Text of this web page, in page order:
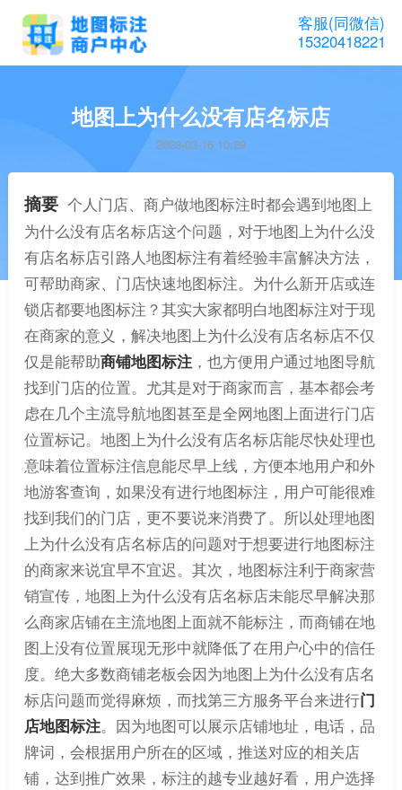
客服(同微信)
15320418221
地图上为什么没有店名标店
2023-03-16 10:29
摘要 个人门店、商户做地图标注时都会遇到地图上
为什么没有店名标店这个问题，对于地图上为什么没
有店名标店引路人地图标注有着经验丰富解决方法，
可帮助商家、门店快速地图标注。为什么新开店或连
锁店都要地图标注？其实大家都明白地图标注对于现
在商家的意义，解决地图上为什么没有店名标店不仅
仅是能帮助商铺地图标注，也方便用户通过地图导航
找到门店的位置。尤其是对于商家而言，基本都会考
虑在几个主流导航地图甚至是全网地图上面进行门店
位置标记。地图上为什么没有店名标店能尽快处理也
意味着位置标注信息能尽早上线，方便本地用户和外
地游客查询，如果没有进行地图标注，用户可能很难
找到我们的门店，更不要说来消费了。所以处理地图
上为什么没有店名标店的问题对于想要进行地图标注
的商家来说宜早不宜迟。其次，地图标注利于商家营
销宣传，地图上为什么没有店名标店未能尽早解决那
么商家店铺在主流地图上面就不能标注，而商铺在地
图上没有位置展现无形中就降低了在用户心中的信任
度。绝大多数商铺老板会因为地图上为什么没有店名
标店问题而觉得麻烦，而找第三方服务平台来进行门
店地图标注。因为地图可以展示店铺地址，电话，品
牌词，会根据用户所在的区域，推送对应的相关店
铺，达到推广效果，标注的越专业越好看，用户选择